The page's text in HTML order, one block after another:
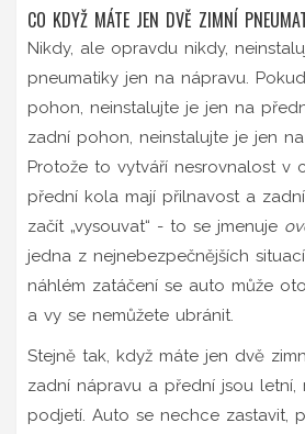
CO KDYŽ MÁTE JEN DVĚ ZIMNÍ
Nikdy, ale opravdu nikdy,
pneumatiky jen na nápravu.
pohon, neinstalujte je jen na
zadní pohon, neinstalujte je jen
Protože to vytváří nesrovnalost v
přední kola mají přilnavost a
začít „vysouvat“ - to se jmenuje
jedna z nejnebezpečnějších
náhlém zatáčení se auto může
a vy se nemůžete ubránit.
Stejně tak, když máte jen dvě
zadní nápravu a přední jsou letní,
podjetí. Auto se nechce zastavit,